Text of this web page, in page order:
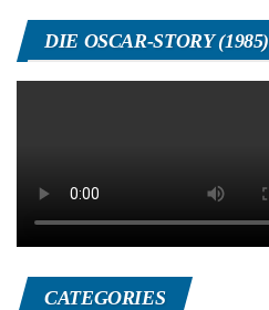
DIE OSCAR-STORY (1985)
CATEGORIES